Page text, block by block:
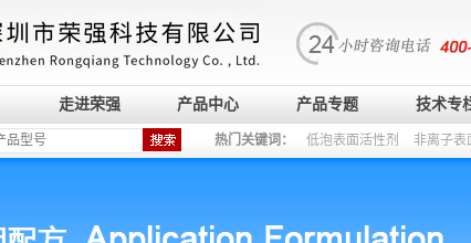
走进荣强 产品中心 产品专题 技术专
热门关键词： 低泡表面活性剂 非离子表